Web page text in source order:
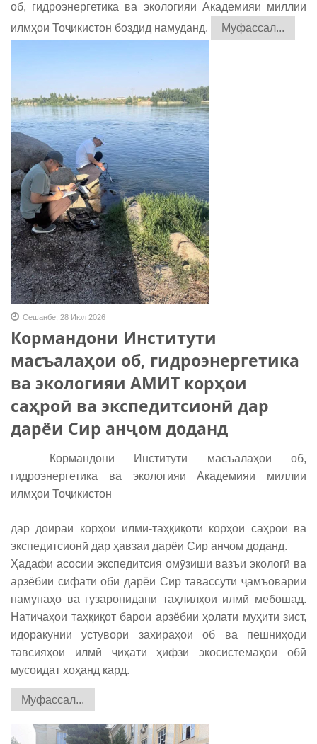
об, гидроэнергетика ва экологияи Академияи миллии
илмҳои Тоҷикистон боздид намуданд.
Муфассал...
Сешанбе, 28 Июл 2026
Кормандони Институти
масъалаҳои об, гидроэнергетика
ва экологияи АМИТ корҳои
саҳроӣ ва экспедитсионӣ дар
дарёи Сир анҷом доданд
Кормандони Институти масъалаҳои об,
гидроэнергетика ва экологияи Академияи миллии
илмҳои Тоҷикистон
дар доираи корҳои илмӣ-таҳқиқотӣ корҳои саҳроӣ ва
экспедитсионӣ дар ҳавзаи дарёи Сир анҷом доданд.
Ҳадафи асосии экспедитсия омӯзиши вазъи экологӣ ва
арзёбии сифати оби дарёи Сир тавассути ҷамъоварии
намунаҳо ва гузаронидани таҳлилҳои илмӣ мебошад.
Натиҷаҳои таҳқиқот барои арзёбии ҳолати муҳити зист,
идоракунии устувори захираҳои об ва пешниҳоди
тавсияҳои илмӣ ҷиҳати ҳифзи экосистемаҳои обӣ
мусоидат хоҳанд кард.
Муфассал...